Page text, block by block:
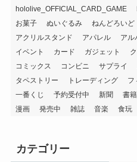
hololive_OFFICIAL_CARD_GAME
お菓子
ぬいぐるみ ねんどろいど
アクリルスタンド
アパレル アル
イベント
カード ガジェット
コミックス
コンビニ サプライ
タペストリー
トレーディング フ
一番くじ
予約受付中 新聞 書籍
漫画
発売中 雑誌 音楽 食玩
カテゴリー